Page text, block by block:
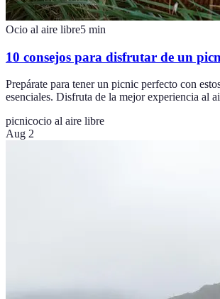
Ocio al aire libre5 min
10 consejos para disfrutar de un
Prepárate para tener un picnic perfecto con
esenciales. Disfruta de la mejor experiencia al
picnicocio al aire libre
Aug 2